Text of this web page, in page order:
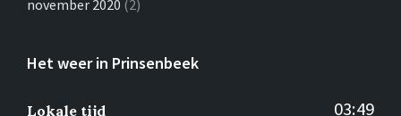
november 2020 (2)
Het weer in Prinsenbeek
Lokale tijd 03:49